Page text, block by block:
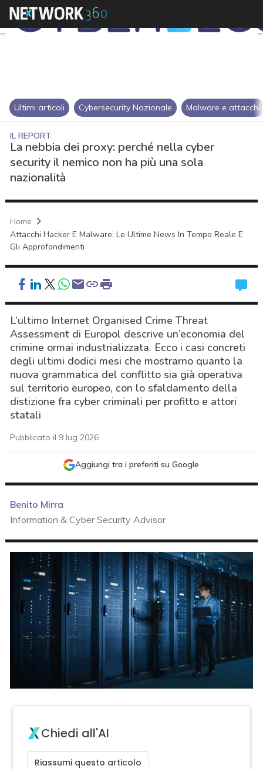
Ultimi articoli Cybersecurity Nazionale Malware e attacchi
IL REPORT
La nebbia dei proxy: perché nella cyber
security il nemico non ha più una sola
nazionalità
Home
Attacchi Hacker E Malware: Le Ultime News In Tempo Reale E
Gli Approfondimenti
L’ultimo Internet Organised Crime Threat
Assessment di Europol descrive un’economia del
crimine ormai industrializzata. Ecco i casi concreti
degli ultimi dodici mesi che mostrarno quanto la
nuova grammatica del conflitto sia già operativa
sul territorio europeo, con lo sfaldamento della
distizione fra cyber criminali per profitto e attori
statali
Pubblicato il 9 lug 2026
Aggiungi tra i preferiti su Google
Benito Mirra
Information & Cyber Security Advisor
Chiedi all'AI
Riassumi questo articolo